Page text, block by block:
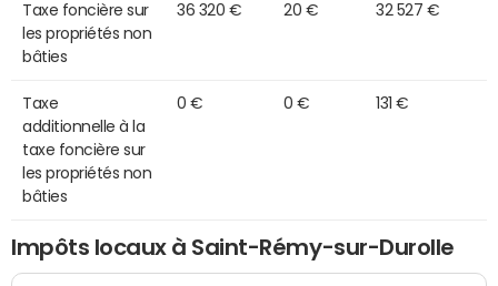
Taxe foncière sur
les propriétés non
bâties
36 320 € 20 € 32 527 €
Taxe
additionnelle à la
taxe foncière sur
les propriétés non
bâties
0 € 0 € 131 €
Impôts locaux à Saint-Rémy-sur-Durolle